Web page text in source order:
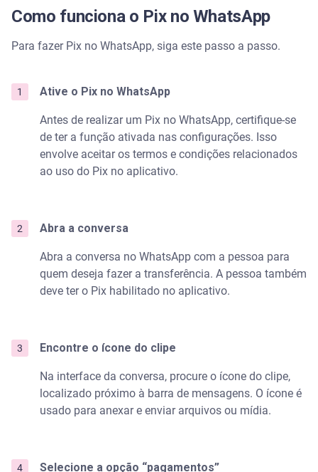
Como funciona o Pix no WhatsApp
Para fazer Pix no WhatsApp, siga este passo a passo.
Ative o Pix no WhatsApp
Antes de realizar um Pix no WhatsApp, certifique-se
de ter a função ativada nas configurações. Isso
envolve aceitar os termos e condições relacionados
ao uso do Pix no aplicativo.
Abra a conversa
Abra a conversa no WhatsApp com a pessoa para
quem deseja fazer a transferência. A pessoa também
deve ter o Pix habilitado no aplicativo.
Encontre o ícone do clipe
Na interface da conversa, procure o ícone do clipe,
localizado próximo à barra de mensagens. O ícone é
usado para anexar e enviar arquivos ou mídia.
Selecione a opção “pagamentos”